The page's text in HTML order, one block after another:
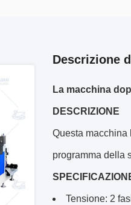
Descrizione
La macchina
DESCRIZIONE
Questa macchina
programma della
Tensione: 2